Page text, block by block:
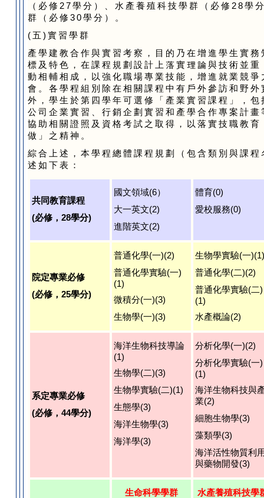
（必修27學分）、水產養殖科技學群（必修28學
群（必修30學分）。
(五)實習學群
產學建教合作與實習考察，目的乃在增進學生實
標及特色，在課程規劃設計上落實理論與技術並
動相輔相成，以強化職場專業技能，增進就業競
會。各學程組別除在相關課程中有戶外參訪和野
外，學生於第四學年可選修「產業實習課程」，
公司企業實習、行銷企劃實習和產學合作專案計
協助相關證照及資格考試之取得，以落實技職教
做」之精神。
綜合上述，本學程總體課程規劃（包含類別與課
述如下表：
共同教育課程
(必修，28學分)
國文領域(6）
大一英文(2)
進階英文(2)
體育(0)
愛校服務(0)
院定專業必修
(必修，25學分)
普通化學(一)(2)
普通化學實驗(一)
(1)
微積分(一)(3)
生物學(一)(3)
生物學實驗(一)(1)
普通化學(二)(2)
普通化學實驗(二)
(1)
水產概論(2)
系定專業必修
(必修，44學分)
海洋生物科技導論
(1)
生物學(二)(3)
生物學實驗(二)(1)
生態學(3)
海洋生物學(3)
海洋學(3)
分析化學(一)(2)
分析化學實驗(一)
(1)
海洋生物科技與
業(2)
細胞生物學(3)
藻類學(3)
海洋活性物質利
與藥物開發(3)
生命科學學群
水產養殖科技學